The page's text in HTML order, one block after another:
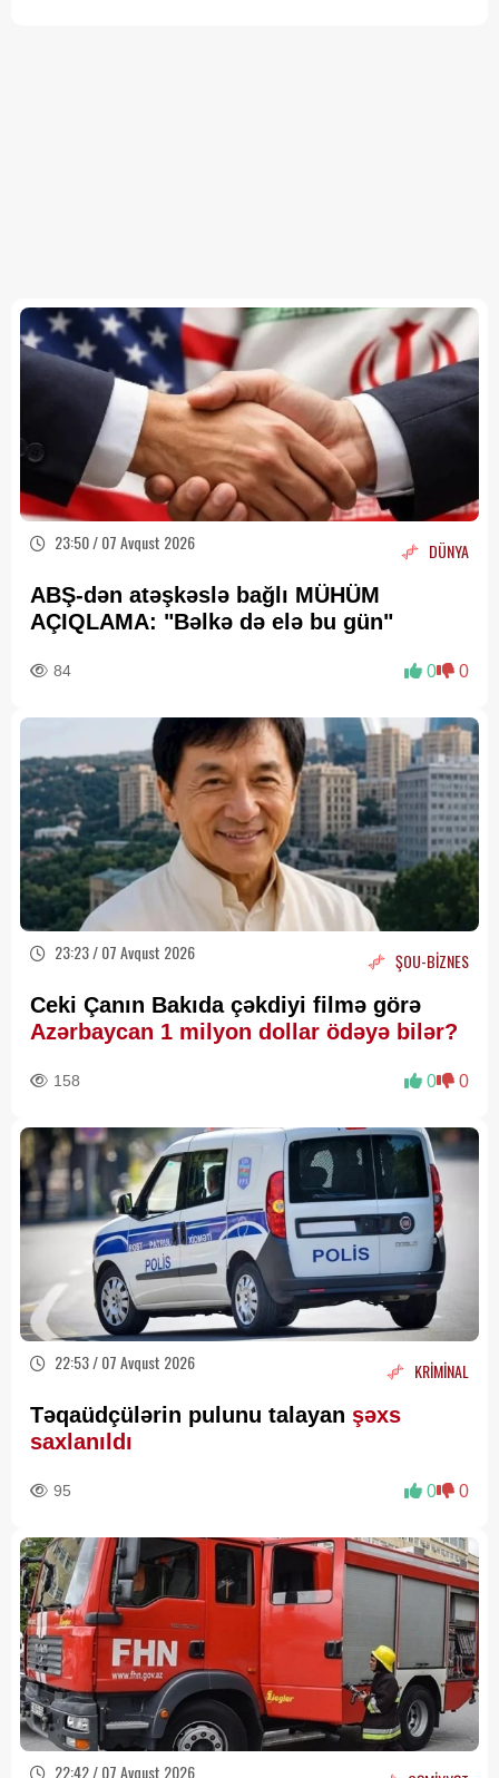
23:50 / 07 Avqust 2026 DÜNYA
ABŞ-dən atəşkəslə bağlı MÜHÜM
AÇIQLAMA: "Bəlkə də elə bu gün"
84 0 0
23:23 / 07 Avqust 2026 ŞOU-BİZNES
Ceki Çanın Bakıda çəkdiyi filmə görə
Azərbaycan 1 milyon dollar ödəyə bilər?
158 0 0
22:53 / 07 Avqust 2026 KRİMİNAL
Təqaüdçülərin pulunu talayan şəxs
saxlanıldı
95 0 0
22:42 / 07 Avqust 2026